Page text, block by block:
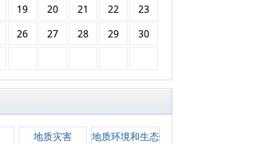
19 20 21 22
23
26 27 28 29
30
地质灾害
地质环境和生态修复